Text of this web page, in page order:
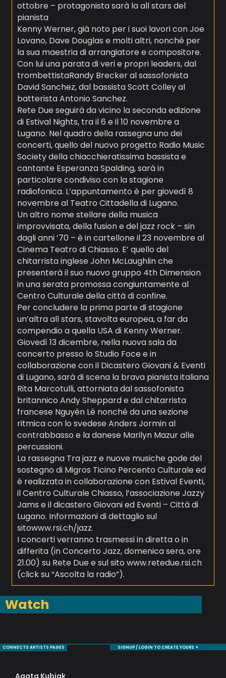
ottobre – protagonista sarà la all stars del
pianista
Kenny Werner, già noto per i suoi lavori con Joe
Lovano, Dave Douglas e molti altri, nonché per
la sua maestria di arrangiatore e compositore.
Con lui una parata di veri e propri leaders, dal
trombettistaRandy Brecker al sassofonista
David Sanchez, dal bassista Scott Colley al
batterista Antonio Sanchez.
Rete Due seguirà da vicino la seconda edizione
di Estival Nights, tra il 6 e il 10 novembre a
Lugano. Nel quadro della rassegna uno dei
concerti, quello del nuovo progetto Radio Music
Society della chiacchieratissima bassista e
cantante Esperanza Spalding, sarà in
particolare condiviso con la stagione
radiofonica. L’appuntamento è per giovedì 8
novembre al Teatro Cittadella di Lugano.
Un altro nome stellare della musica
improvvisata, della fusion e del jazz rock – sin
dagli anni ’70 – è in cartellone il 23 novembre al
Cinema Teatro di Chiasso. E’ quello del
chitarrista inglese John McLaughlin che
presenterà il suo nuovo gruppo 4th Dimension
in una serata promossa congiuntamente al
Centro Culturale della città di confine.
Per concludere la prima parte di stagione
un’altra all stars, stavolta europea, a far da
compendio a quella USA di Kenny Werner.
Giovedì 13 dicembre, nella nuova sala da
concerto presso lo Studio Foce e in
collaborazione con il Dicastero Giovani & Eventi
di Lugano, sarà di scena la brava pianista italiana
Rita Marcotulli, attorniata dal sassofonista
britannico Andy Sheppard e dal chitarrista
francese Nguyên Lê nonché da una sezione
ritmica con lo svedese Anders Jormin al
contrabbasso e la danese Marilyn Mazur alle
percussioni.
La rassegna Tra jazz e nuove musiche gode del
sostegno di Migros Ticino Percento Culturale ed
è realizzata in collaborazione con Estival Eventi,
il Centro Culturale Chiasso, l’associazione Jazzy
Jams e il dicastero Giovani ed Eventi – Città di
Lugano. Informazioni di dettaglio sul
sitowww.rsi.ch/jazz.
I concerti verranno trasmessi in diretta o in
differita (in Concerto Jazz, domenica sera, ore
21.00) su Rete Due e sul sito www.retedue.rsi.ch
(click su “Ascolta la radio”).
Watch
CONNECTS ARTISTS PAGES SIGNUP / LOGIN TO CREATE YOURS +
Agata Kubiak